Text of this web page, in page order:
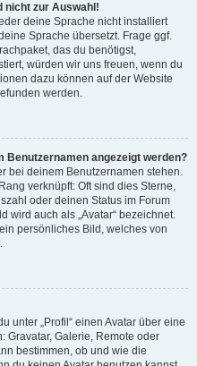
nicht zur Auswahl!
deine Sprache nicht installiert
Sprache übersetzt. Frage ggf.
das du benötigst,
würden wir uns freuen, wenn du
dazu können auf der Website
werden.
Benutzernamen angezeigt werden?
bei deinem Benutzernamen stehen.
verknüpft: Oft sind dies Sterne,
oder deinen Status im Forum
wird auch als „Avatar“ bezeichnet.
persönliches Bild, welches von
unter „Profil“ einen Avatar über eine
Gravatar, Galerie, Remote oder
bestimmen, ob und wie die